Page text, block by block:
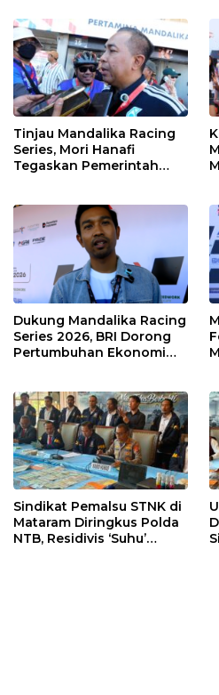
Kawasan
Tinjau Mandalika Racing
Series, Mori Hanafi
Tegaskan Pemerintah
Dukung Mandalika Racing
Series 2026, BRI Dorong
Pertumbuhan Ekonomi
Sindikat Pemalsu STNK di
Mataram Diringkus Polda
NTB, Residivis ‘Suhu’